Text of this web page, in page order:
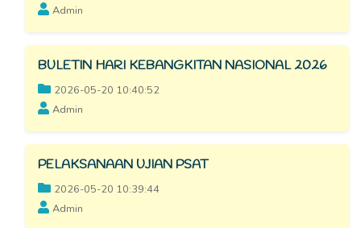
Admin
BULETIN HARI KEBANGKITAN NASIONAL 2026
2026-05-20 10:40:52
Admin
PELAKSANAAN UJIAN PSAT
2026-05-20 10:39:44
Admin